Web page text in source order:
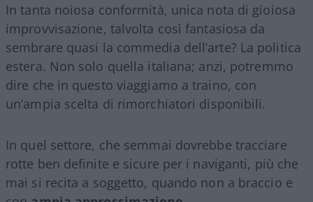
In tanta noiosa conformità, unica nota di gioiosa
improvvisazione, talvolta così fantasiosa da
sembrare quasi la commedia dell’arte? La politica
estera. Non solo quella italiana; anzi, potremmo
dire che in questo viaggiamo a traino, con
un’ampia scelta di rimorchiatori disponibili.
In quel settore, che semmai dovrebbe tracciare
rotte ben definite e sicure per i naviganti, più che
mai si recita a soggetto, quando non a braccio e